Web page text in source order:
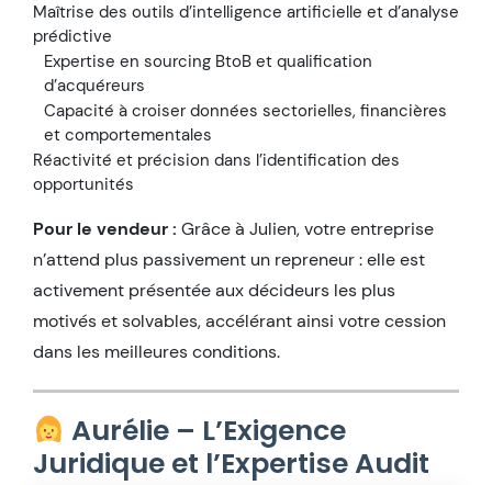
Maîtrise des outils d’intelligence artificielle et d’analyse
prédictive
Expertise en sourcing BtoB et qualification
d’acquéreurs
Capacité à croiser données sectorielles, financières
et comportementales
Réactivité et précision dans l’identification des
opportunités
Pour le vendeur : Grâce à Julien, votre entreprise
n’attend plus passivement un repreneur : elle est
activement présentée aux décideurs les plus
motivés et solvables, accélérant ainsi votre cession
dans les meilleures conditions.
Aurélie – L’Exigence
Juridique et l’Expertise Audit